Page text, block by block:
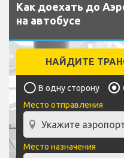
Как доехать до
на автобусе
НАЙДИТЕ
В одну сторону
Место отправления
Место назначения